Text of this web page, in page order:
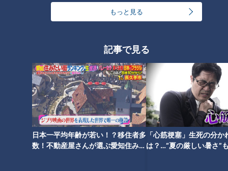
もっと見る
記事で見る
日本一平均年齢が若い！？移住者多
数！不動産屋さんが選ぶ愛知住みた
「心筋梗塞」生死の分か
は？…“夏の厳しい暑さ”
CBCテレビ：画像『チャント！』